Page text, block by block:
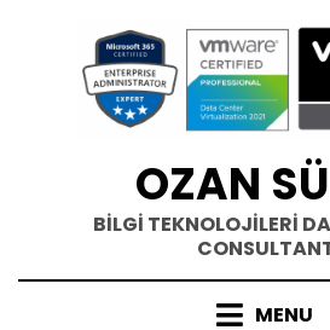
OZAN
BİLGİ TEKNOLOJİLERİ
MENU